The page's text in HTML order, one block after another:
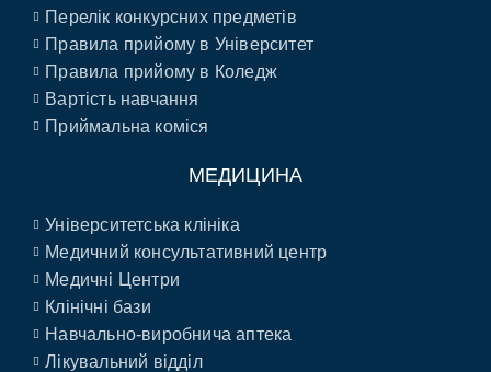
Перелік конкурсних предметів
Правила прийому в Університет
Правила прийому в Коледж
Вартість навчання
Приймальна коміся
МЕДИЦИНА
Університетська клініка
Медичний консультативний центр
Медичні Центри
Клінічні бази
Навчально-виробнича аптека
Лікувальний відділ